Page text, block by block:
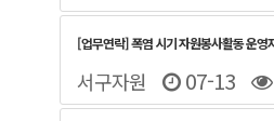
[업무연락] 폭염 시기 자원봉사활동 운
서구자원 07-13